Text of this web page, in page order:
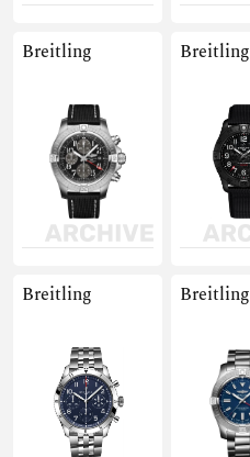
Breitling Breitling
Breitling Breitling